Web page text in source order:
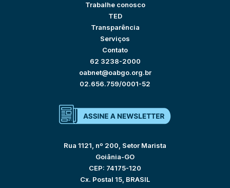
Trabalhe conosco
TED
Transparência
Serviços
Contato
62 3238-2000
oabnet@oabgo.org.br
02.656.759/0001-52
Rua 1121, nº 200, Setor Marista
Goiânia-GO
CEP: 74175-120
Cx. Postal 15, BRASIL